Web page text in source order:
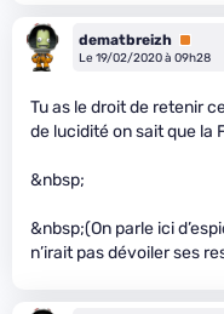
dematbreizh Premium
Le 19/02/2020 à 09h28
Tu as le droit de retenir
de lucidité on sait que la
&nbsp;
&nbsp;(On parle ici
n’irait pas dévoiler ses